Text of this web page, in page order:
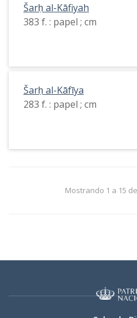
Šarḥ al-Kāfiyah
383 f. : papel ; cm
Šarḥ al-Kāfīya
283 f. : papel ; cm
Mostrando 1 a 15